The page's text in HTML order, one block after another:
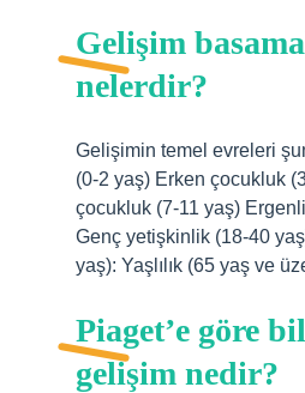
Gelişim
nelerdir?
Gelişimin temel evreleri
(0-2 yaş) Erken çocukluk
çocukluk (7-11 yaş)
Genç yetişkinlik (18-40
yaş): Yaşlılık (65 yaş ve
Piaget’e göre
gelişim nedir?